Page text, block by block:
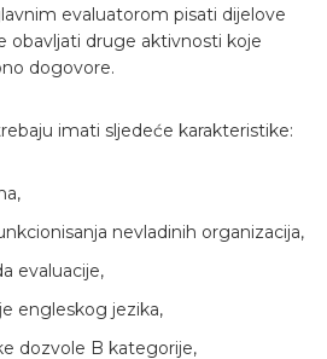
evaluatorom pisati dijelove
obavljati druge aktivnosti koje
dogovore.
imati sljedeće karakteristike:
nevladinih organizacija,
evaluacije,
engleskog jezika,
dozvole B kategorije,